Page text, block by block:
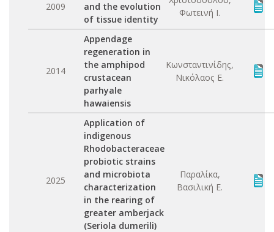
2009
and the evolution
of tissue identity
Φωτεινή Ι.
2014
Appendage
regeneration in
the amphipod
crustacean
parhyale
hawaiensis
Κωνσταντινίδης,
Νικόλαος Ε.
2025
Application of
indigenous
Rhodobacteraceae
probiotic strains
and microbiota
characterization
in the rearing of
greater amberjack
(Seriola dumerili)
Παραλίκα,
Βασιλική Ε.